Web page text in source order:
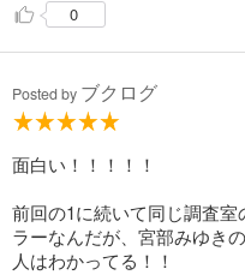
0
Posted by ブクログ
面白い！！！！！
前回の1に続いて同じ調査
ラーなんだが、宮部みゆき
人はわかってる！！